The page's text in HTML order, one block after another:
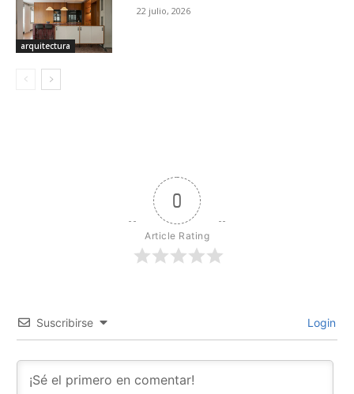
arquitectura
22 julio, 2026
0
Article Rating
Suscribirse Login